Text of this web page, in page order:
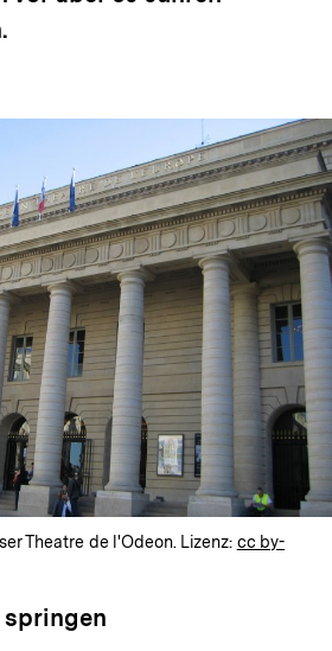
Theatre de l'Odeon. Lizenz: cc by-
springen